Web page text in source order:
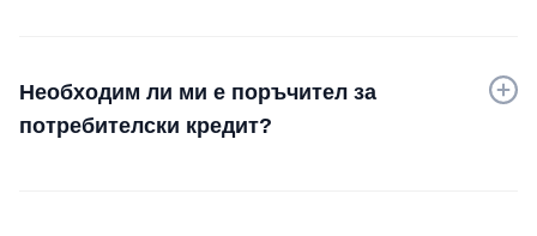
Необходим ли ми е поръчител за
потребителски кредит?